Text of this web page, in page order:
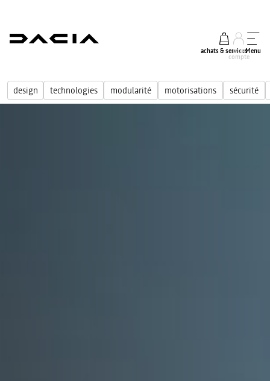
achats & services
mon
compte
Menu
design technologies modularité motorisations sécurité